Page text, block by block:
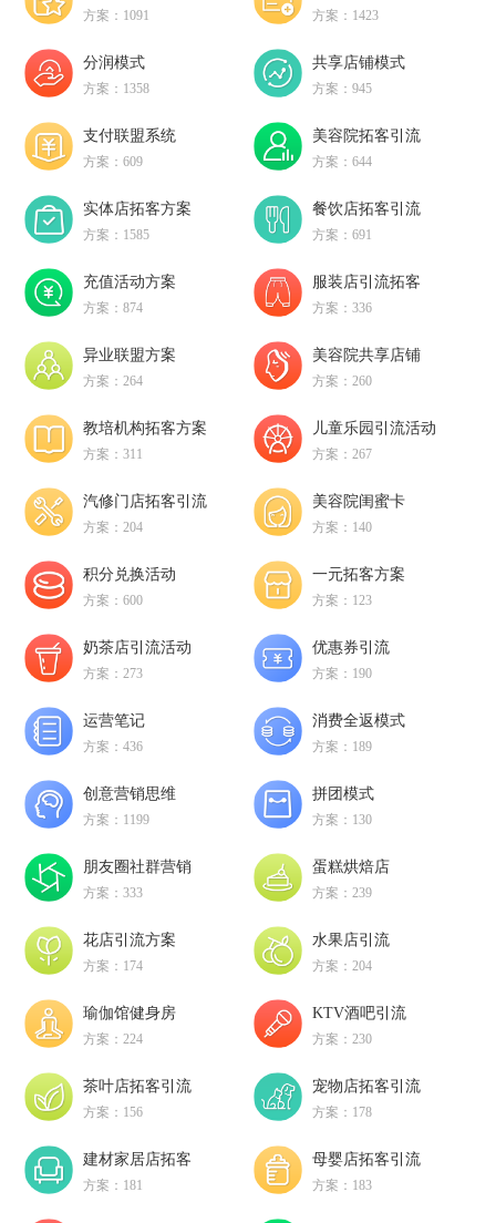
方案：1091 方案：1423
分润模式
方案：1358
共享店铺模式
方案：945
支付联盟系统
方案：609
美容院拓客引流
方案：644
实体店拓客方案
方案：1585
餐饮店拓客引流
方案：691
充值活动方案
方案：874
服装店引流拓客
方案：336
异业联盟方案
方案：264
美容院共享店铺
方案：260
教培机构拓客方案
方案：311
儿童乐园引流活动
方案：267
汽修门店拓客引流
方案：204
美容院闺蜜卡
方案：140
积分兑换活动
方案：600
一元拓客方案
方案：123
奶茶店引流活动
方案：273
优惠券引流
方案：190
运营笔记
方案：436
消费全返模式
方案：189
创意营销思维
方案：1199
拼团模式
方案：130
朋友圈社群营销
方案：333
蛋糕烘焙店
方案：239
花店引流方案
方案：174
水果店引流
方案：204
瑜伽馆健身房
方案：224
KTV酒吧引流
方案：230
茶叶店拓客引流
方案：156
宠物店拓客引流
方案：178
建材家居店拓客
方案：181
母婴店拓客引流
方案：183